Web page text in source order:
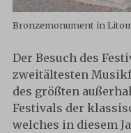
Bronzemonument in
Der Besuch des
zweitältesten
des größten
Festivals der
welches in diesem